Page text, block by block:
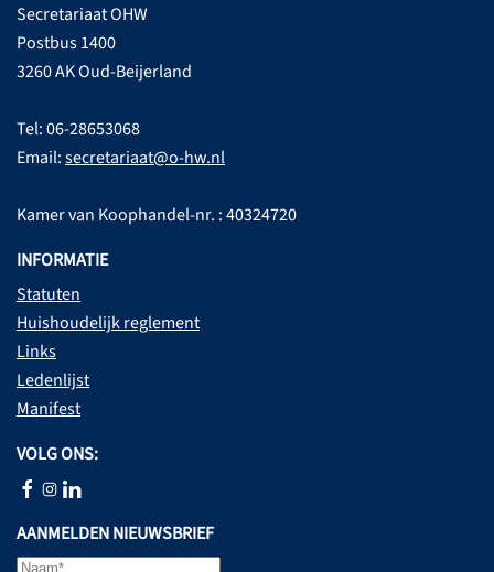
Secretariaat OHW
Postbus 1400
3260 AK Oud-Beijerland
Tel: 06-28653068
Email:secretariaat@o-hw.nl
Kamer van Koophandel-nr. : 40324720
INFORMATIE
Statuten
Huishoudelijk reglement
Links
Ledenlijst
Manifest
VOLG ONS:
AANMELDEN NIEUWSBRIEF